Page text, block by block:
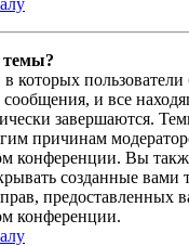
темы?
которых
сообщения, и все
завершаются.
причинам
конференции. Вы
созданные вами
предоставленных
конференции.